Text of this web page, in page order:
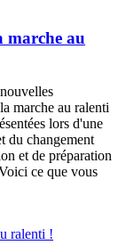
marche au
marche au ralenti
lors d'une
du changement
et de préparation
ce que vous
ralenti !